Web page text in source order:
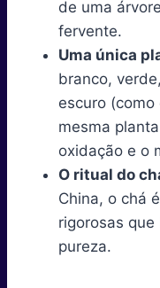
de uma
fervente.
Uma única
branco,
escuro
mesma
oxidação e o
O ritual do
China, o chá
rigorosas
pureza.